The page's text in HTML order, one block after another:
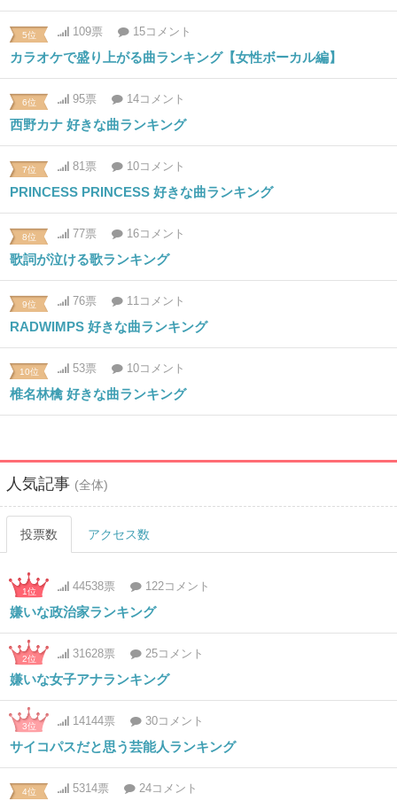
5位 109票 15コメント
カラオケで盛り上がる曲ランキング【女性ボーカル編】
6位 95票 14コメント
西野カナ 好きな曲ランキング
7位 81票 10コメント
PRINCESS PRINCESS 好きな曲ランキング
8位 77票 16コメント
歌詞が泣ける歌ランキング
9位 76票 11コメント
RADWIMPS 好きな曲ランキング
10位 53票 10コメント
椎名林檎 好きな曲ランキング
人気記事 (全体)
投票数 アクセス数
1位 44538票 122コメント
嫌いな政治家ランキング
2位 31628票 25コメント
嫌いな女子アナランキング
3位 14144票 30コメント
サイコパスだと思う芸能人ランキング
4位 5314票 24コメント